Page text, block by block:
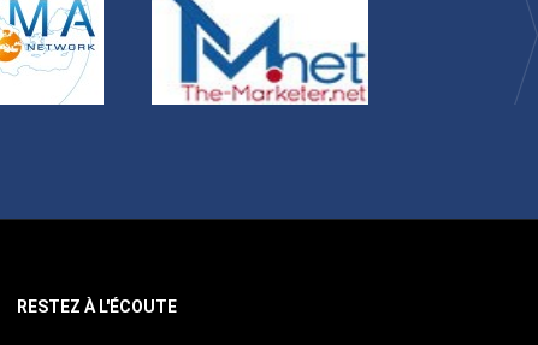
RESTEZ À L'ÉCOUTE